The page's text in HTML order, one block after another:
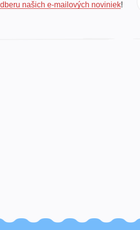
našich e-mailových noviniek!